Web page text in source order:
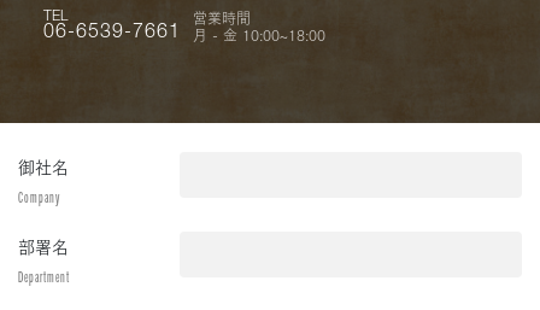
TEL
06-6539-7661
営業時間
月 - 金 10:00~18:00
御社名
Company
部署名
Department